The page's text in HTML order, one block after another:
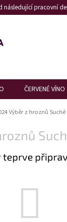
následující pracovní
ČERVENÉ VÍNO
Výběr z hroznů Suché
teprve